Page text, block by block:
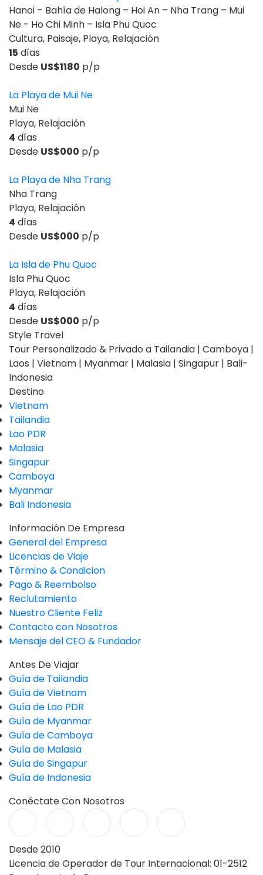
Hanoi – Bahía de Halong – Hoi An – Nha Trang – Mui
Ne - Ho Chi Minh – Isla Phu Quoc
Cultura, Paisaje, Playa, Relajación
15 días
Desde US$1180 p/p
La Playa de Mui Ne
Mui Ne
Playa, Relajación
4 días
Desde US$000 p/p
La Playa de Nha Trang
Nha Trang
Playa, Relajación
4 días
Desde US$000 p/p
La Isla de Phu Quoc
Isla Phu Quoc
Playa, Relajación
4 días
Desde US$000 p/p
Style Travel
Tour Personalizado & Privado a Tailandia | Camboya |
Laos | Vietnam | Myanmar | Malasia | Singapur | Bali-
Indonesia
Destino
Vietnam
Tailandia
Lao PDR
Malasia
Singapur
Camboya
Myanmar
Bali Indonesia
Información De Empresa
General del Empresa
Licencias de Viaje
Término & Condicion
Pago & Reembolso
Reclutamiento
Nuestro Cliente Feliz
Contacto con Nosotros
Mensaje del CEO & Fundador
Antes De Viajar
Guía de Tailandia
Guía de Vietnam
Guía de Lao PDR
Guía de Myanmar
Guía de Camboya
Guía de Malasia
Guía de Singapur
Guía de Indonesia
Conéctate Con Nosotros
Desde 2010
Licencia de Operador de Tour Internacional: 01-2512